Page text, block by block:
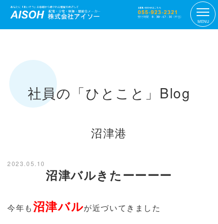
MENU
社員の「ひとこと」Blog
沼津港
2023.05.10
沼津バルきたーーーー
今年も沼津バルが近づいてきました